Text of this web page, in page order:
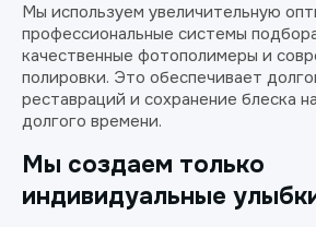
Мы используем увеличительную
профессиональные системы
качественные фотополимеры и
полировки. Это обеспечивает
реставраций и сохранение блеска
долгого времени.
Мы создаем только
индивидуальные